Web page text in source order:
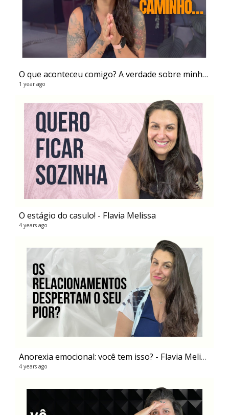
O que aconteceu comigo? A verdade sobre minha pausa no YouTube - Flavia Melissa
1 year ago
O estágio do casulo! - Flavia Melissa
4 years ago
Anorexia emocional: você tem isso? - Flavia Melissa
4 years ago